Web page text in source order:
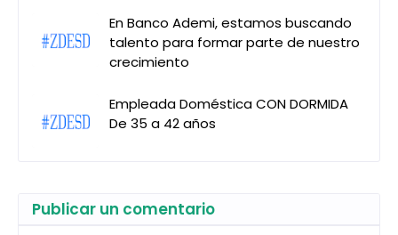
En Banco Ademi, estamos buscando
talento para formar parte de nuestro
crecimiento
Empleada Doméstica CON DORMIDA
De 35 a 42 años
Publicar un comentario